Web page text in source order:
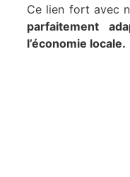
Ce lien fort avec
parfaitement
l’économie locale.